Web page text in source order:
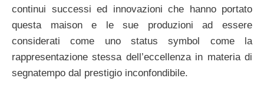
continui successi ed innovazioni che hanno portato
questa maison e le sue produzioni ad essere
considerati come uno status symbol come la
rappresentazione stessa dell’eccellenza in materia di
segnatempo dal prestigio inconfondibile.